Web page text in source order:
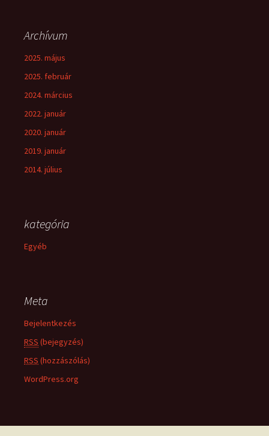
Archívum
2025. május
2025. február
2024. március
2022. január
2020. január
2019. január
2014. július
kategória
Egyéb
Meta
Bejelentkezés
RSS (bejegyzés)
RSS (hozzászólás)
WordPress.org